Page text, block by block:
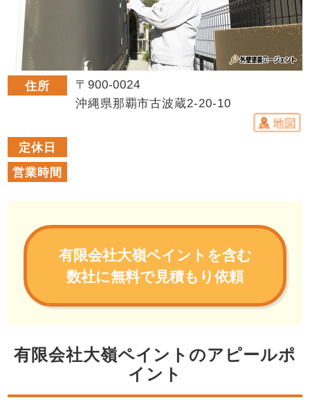
住所
〒900-0024
沖縄県那覇市古波蔵2-20-10
定休日
営業時間
有限会社大嶺ペイントを含む
数社に無料で見積もり依頼
有限会社大嶺ペイントのアピールポ
イント